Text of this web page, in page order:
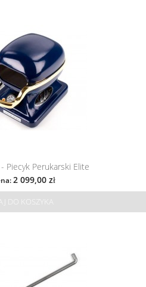
Piecyk Perukarski Elite
2 099,00 zł
DO KOSZYKA